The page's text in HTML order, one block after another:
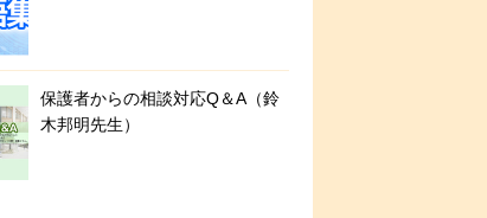
保護者からの相談対応Q＆A（鈴
木邦明先生）